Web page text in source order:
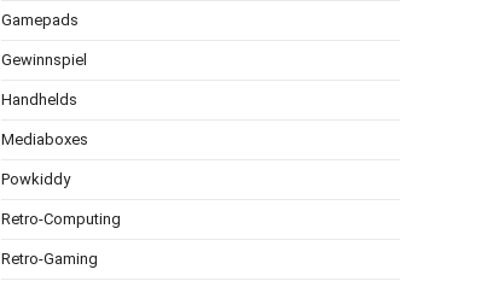
Gamepads
Gewinnspiel
Handhelds
Mediaboxes
Powkiddy
Retro-Computing
Retro-Gaming